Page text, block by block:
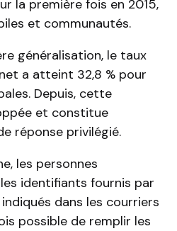
la première fois en 2015,
et communautés.
généralisation, le taux
a atteint 32,8 % pour
Depuis, cette
et constitue
réponse privilégié.
les personnes
identifiants fournis par
dans les courriers
possible de remplir les